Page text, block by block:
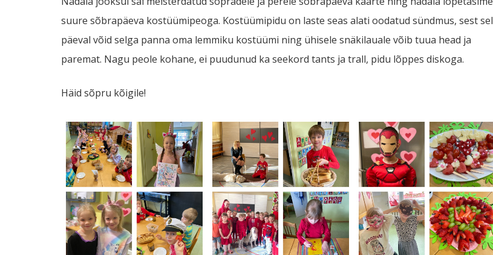
suure sõbrapäeva kostüümipeoga. Kostüümipidu on laste seas alati oodatud sündmus, sest sel
päeval võid selga panna oma lemmiku kostüümi ning ühisele snäkilauale võib tuua head ja
paremat. Nagu peole kohane, ei puudunud ka seekord tants ja trall, pidu lõppes diskoga.
Häid sõpru kõigile!